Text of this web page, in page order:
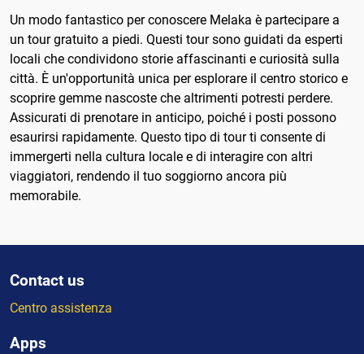
Un modo fantastico per conoscere Melaka è partecipare a
un tour gratuito a piedi. Questi tour sono guidati da esperti
locali che condividono storie affascinanti e curiosità sulla
città. È un'opportunità unica per esplorare il centro storico e
scoprire gemme nascoste che altrimenti potresti perdere.
Assicurati di prenotare in anticipo, poiché i posti possono
esaurirsi rapidamente. Questo tipo di tour ti consente di
immergerti nella cultura locale e di interagire con altri
viaggiatori, rendendo il tuo soggiorno ancora più
memorabile.
Contact us
Centro assistenza
Apps